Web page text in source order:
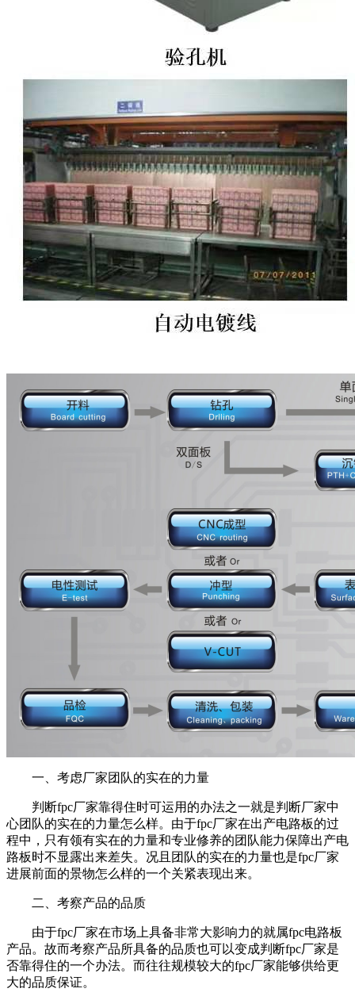
一、考虑厂家团队的实在的力量
判断fpc厂家靠得住时可运用的办法之一就是判断厂家中
心团队的实在的力量怎么样。由于fpc厂家在出产电路板的过
程中，只有领有实在的力量和专业修养的团队能力保障出产电
路板时不显露出来差失。况且团队的实在的力量也是fpc厂家
进展前面的景物怎么样的一个关紧表现出来。
二、考察产品的品质
由于fpc厂家在市场上具备非常大影响力的就属fpc电路板
产品。故而考察产品所具备的品质也可以变成判断fpc厂家是
否靠得住的一个办法。而往往规模较大的fpc厂家能够供给更
大的品质保证。